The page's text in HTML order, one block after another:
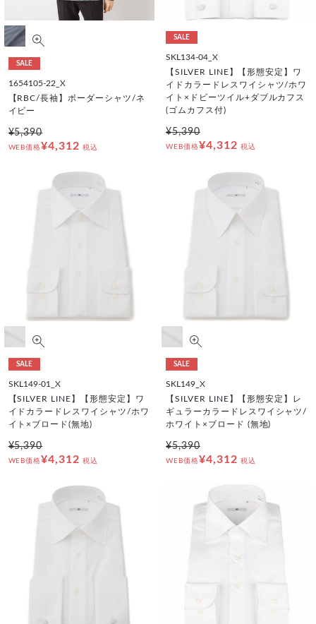
SALE
1654105-22_X
【RBC/長袖】ボーダーシャツ/ネ
イビー
¥5,390
WEB価格¥4,312 税込
SALE
SKL134-04_X
【SILVER LINE】【形態安定】ワ
イドカラードレスワイシャツ/ホワ
イト×ドビーツイル+ダブルカフス
(ゴムカフス付)
¥5,390
WEB価格¥4,312 税込
SALE
SKL149-01_X
【SILVER LINE】【形態安定】ワ
イドカラードレスワイシャツ/ホワ
イト×ブロード(無地)
¥5,390
WEB価格¥4,312 税込
SALE
SKL149_X
【SILVER LINE】【形態安定】レ
ギュラーカラードレスワイシャツ/
ホワイト×ブロード (無地)
¥5,390
WEB価格¥4,312 税込